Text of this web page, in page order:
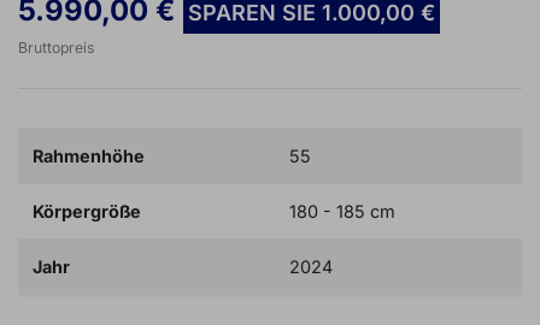
5.990,00 €
SPAREN SIE 1.000,00 €
Bruttopreis
Rahmenhöhe 55
Körpergröße 180 - 185 cm
Jahr 2024